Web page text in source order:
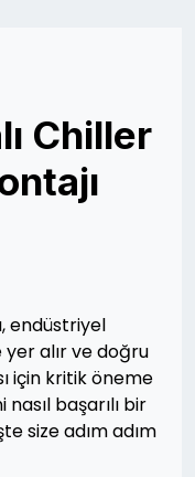
Chiller
endüstriyel
alır ve doğru
için kritik öneme
başarılı bir
size adım adım